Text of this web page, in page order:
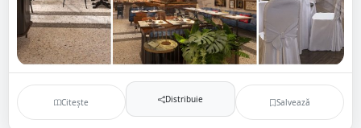
Citește Distribuie Salvează